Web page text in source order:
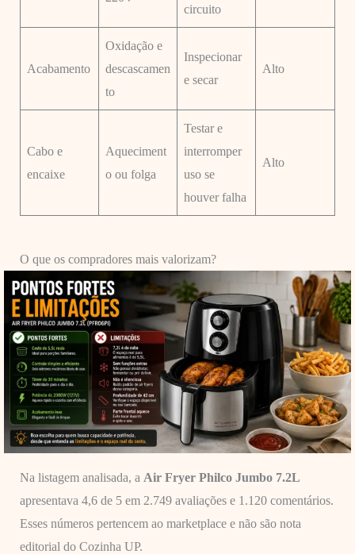
circuito
Acabamento
Oxidação e
descascamen
to
Inspecionar
e secar
Alto
Cabo e
encaixe
Aqueciment
o ou folga
Testar e
interromper
uso se
houver falha
Alto
O que os compradores mais valorizam?
Na listagem analisada, a Air Fryer Philco Jumbo 7.2L
apresentava 4,6 de 5 em 2.749 avaliações e 1.120 comentários.
Esses números pertencem ao marketplace e não são nota
editorial do Cozinha UP.